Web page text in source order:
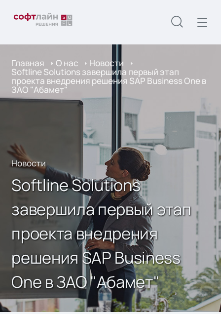
Главная О нас Новости
Softline Solutions завершила первый этап
проекта внедрения решения SAP Business One в
ЗАО "Абамет"
Новости
Softline Solutions
завершила первый этап
проекта внедрения
решения SAP Business
One в ЗАО "Абамет"